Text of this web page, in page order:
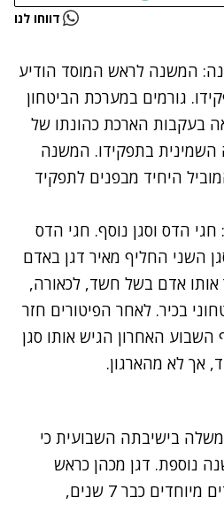
בבעיה דווחו לנו
המשנה לראש המוסד הודיע
גורמים במערכת הביטחון
בעקבות הארכת כהונתו של
בתפקידו. המשנה
היחיד מבפנים לתפקיד
חגי הדס וסגן נוסף. חגי הדס
השני החליף מאיר דגן באדם
אותו אדם בשל חשד, לכאורה,
בכיר. לאחר הפיטורים חזר
האחרון הגיש אותו סגן
אך לא מהארגון.
בישיבתה השבועית כי
נוספת. דגן מכהן כראש
המוסד למודיעין ולתפקידים מיוחדים כבר 7 שנים,